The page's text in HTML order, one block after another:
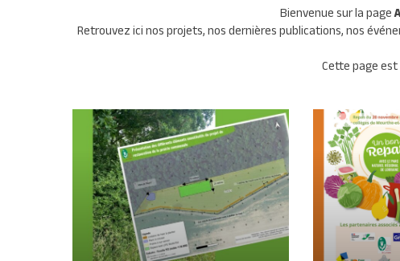
Bienvenue sur la page
Retrouvez ici nos projets, nos dernières publications, nos
Cette page